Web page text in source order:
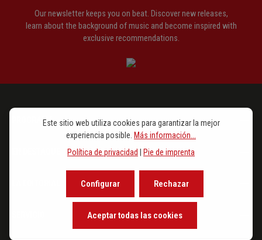
Our newsletter keeps you on beat. Discover new releases,
learn about the background of music and become inspired with
exclusive recommendations.
PROGRAMAEste sitio web utiliza cookies para garantizar la mejor
experiencia posible. Más información...
Política de privacidad
Pie de imprenta
Rechazar
Configurar
Aceptar todas las cookies